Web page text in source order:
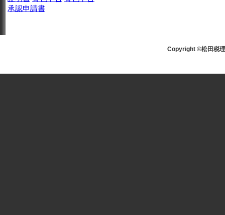
承認申請書
Copyright ©松田税